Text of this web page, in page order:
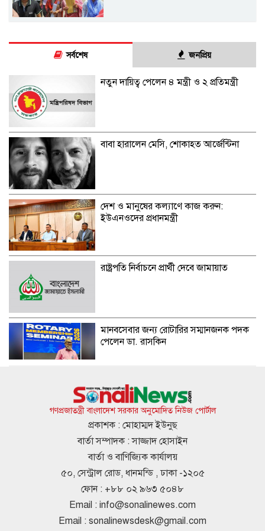
সর্বশেষ জনপ্রিয়
নতুন দায়িত্ব পেলেন ৪ মন্ত্রী ও ২ প্রতিমন্ত্রী
বাবা হারালেন মেসি, শোকাহত আর্জেন্টিনা
দেশ ও মানুষের কল্যাণে কাজ করুন:
ইউএনওদের প্রধানমন্ত্রী
রাষ্ট্রপতি নির্বাচনে প্রার্থী দেবে জামায়াত
মানবসেবার জন্য রোটারির সম্মানজনক পদক
পেলেন ডা. রাসকিন
হাসিনার নির্দেশে সালাহউদ্দিন আহমদকে গুম
করা হয়: তদন্ত সংস্থা
আবারও ৪ দিনের লম্বা ছুটির সুযোগ
বৃষ্টি নিয়ে যে বার্তা দিল আবহাওয়া অধিদপ্তর
গণপ্রজাতন্ত্রী বাংলাদেশ সরকার অনুমোদিত নিউজ পোর্টাল
প্রকাশক : মোহাম্মদ ইউনুছ
বার্তা সম্পাদক : সাজ্জাদ হোসাইন
বার্তা ও বাণিজ্যিক কার্যালয়
৫০, সেন্ট্রাল রোড, ধানমন্ডি , ঢাকা -১২০৫
ফোন : +৮৮ ০২ ৯৬৩ ৫০৪৮
Email : info@sonalinewes.com
Email : sonalinewsdesk@gmail.com